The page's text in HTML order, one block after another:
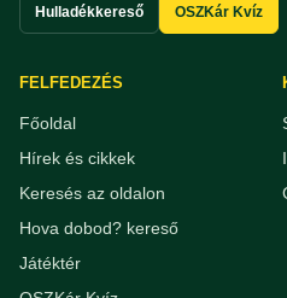
Hulladékkereső OSZKár Kvíz
FELFEDEZÉS
Főoldal
Hírek és cikkek
Keresés az oldalon
Hova dobod? kereső
Játéktér